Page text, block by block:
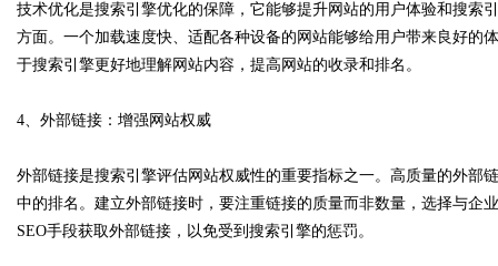
ar
技术优化是搜索引擎优化的保障，它能够提升网站的用户体验和搜索
方面。一个加载速度快、适配各种设备的网站能够给用户带来良好的
于搜索引擎更好地理解网站内容，提高网站的收录和排名。
4、外部链接：增强网站权威
外部链接是搜索引擎评估网站权威性的重要指标之一。高质量的外部
中的排名。建立外部链接时，要注重链接的质量而非数量，选择与企
SEO手段获取外部链接，以免受到搜索引擎的惩罚。